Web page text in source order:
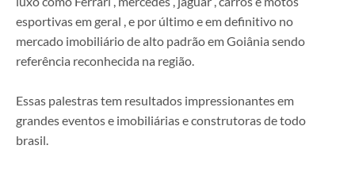
esportivas em geral , e por último e em definitivo no
mercado imobiliário de alto padrão em Goiânia sendo
referência reconhecida na região.
Essas palestras tem resultados impressionantes em
grandes eventos e imobiliárias e construtoras de todo
brasil.